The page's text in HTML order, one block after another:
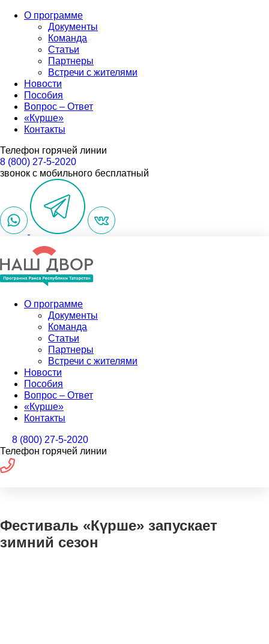
О программе
Документы
Команда
Статьи
Партнеры
Встречи с жителями
Новости
Пособия
Вопрос – Ответ
«Күрше»
Контакты
Телефон горячей линии
8 (800) 27-5-2020
звонок с мобильного бесплатный
О программе
Документы
Команда
Статьи
Партнеры
Встречи с жителями
Новости
Пособия
Вопрос – Ответ
«Күрше»
Контакты
8 (800) 27-5-2020
Телефон горячей линии
Фестиваль «Күрше» запускает
зимний сезон